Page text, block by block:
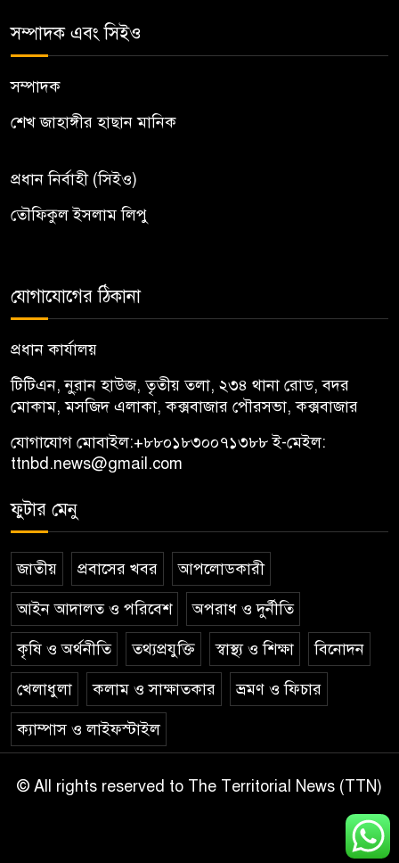
সম্পাদক এবং সিইও
সম্পাদক
শেখ জাহাঙ্গীর হাছান মানিক
প্রধান নির্বাহী (সিইও)
তৌফিকুল ইসলাম লিপু
যোগাযোগের ঠিকানা
প্রধান কার্যালয়
টিটিএন, নু্রান হাউজ, তৃতীয় তলা, ২৩৪ থানা রোড, বদর
মোকাম, মসজিদ এলাকা, কক্সবাজার পৌরসভা, কক্সবাজার
যোগাযোগ মোবাইল:+৮৮০১৮৩০০৭১৩৮৮ই-মেইল:
ttnbd.news@gmail.com
ফুটার মেনু
জাতীয় প্রবাসের খবর আপলোডকারী
আইন আদালত ও পরিবেশ অপরাধ ও দুর্নীতি
কৃষি ও অর্থনীতি তথ্যপ্রযুক্তি স্বাস্থ্য ও শিক্ষা বিনোদন
খেলাধুলা কলাম ও সাক্ষাতকার ভ্রমণ ও ফিচার
ক্যাম্পাস ও লাইফস্টাইল
© All rights reserved to The Territorial News (TTN)